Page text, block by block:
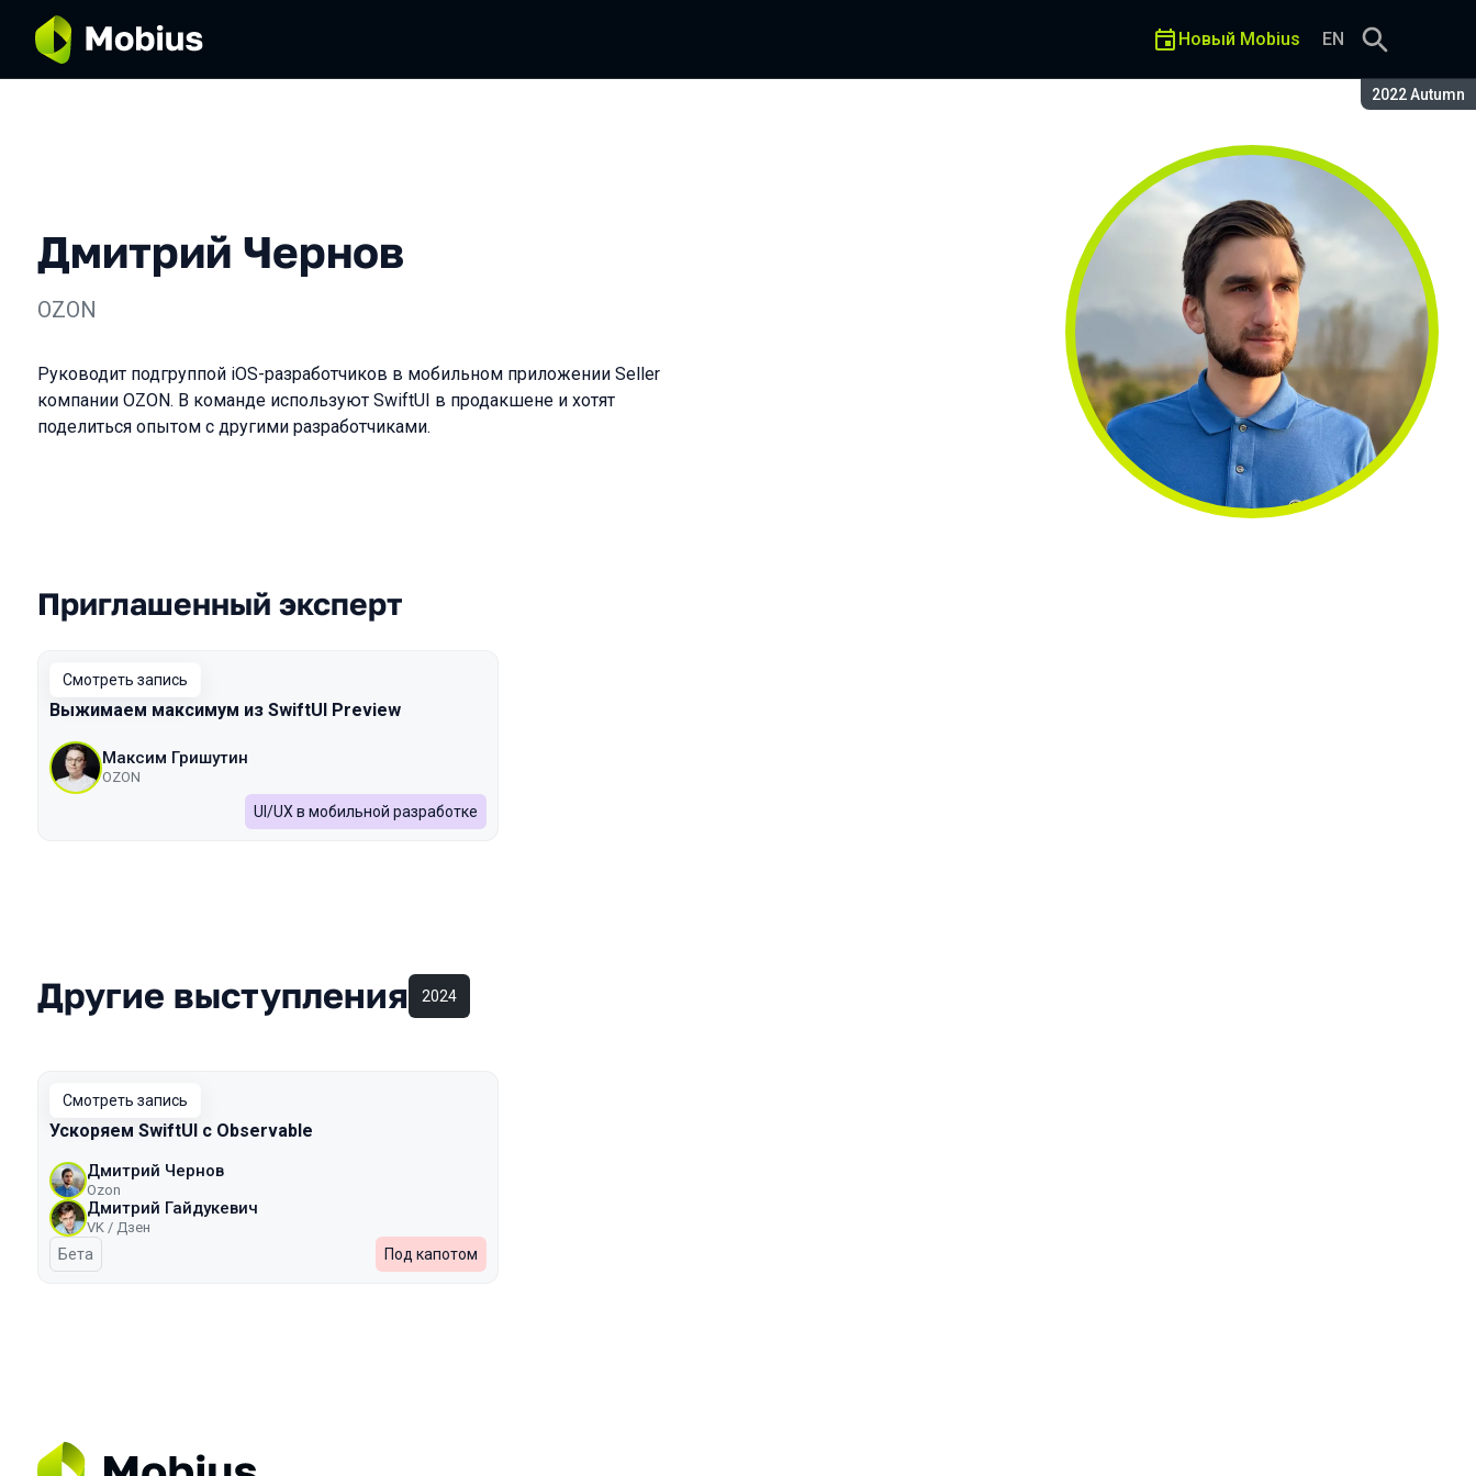
Сезон:
2022 Autumn
Новый Mobius EN
Дмитрий Чернов
OZON
Руководит подгруппой iOS-разработчиков в мобильном приложении Seller
компании OZON. В команде используют SwiftUI в продакшене и хотят
поделиться опытом с другими разработчиками.
Выступления в сезоне 2022 Autumn
Приглашенный эксперт
Смотреть запись
Выжимаем максимум из SwiftUI Preview
Максим Гришутин
OZON
UI/UX в мобильной разработке
Другие выступления 2024
Смотреть запись
Ускоряем SwiftUI с Observable
Дмитрий Чернов
Ozon
Дмитрий Гайдукевич
VK / Дзен
Бета Под капотом